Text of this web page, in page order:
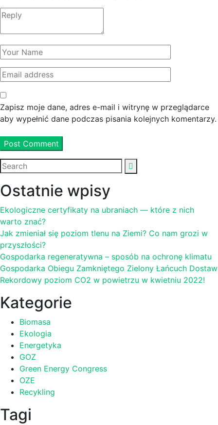
Zapisz moje dane, adres e-mail i witrynę w przeglądarce
aby wypełnić dane podczas pisania kolejnych komentarzy.
Post Comment
Ostatnie wpisy
Ekologiczne certyfikaty na ubraniach — które z nich
warto znać?
Jak zmieniał się poziom tlenu na Ziemi? Co nam grozi w
przyszłości?
Gospodarka regeneratywna – sposób na ochronę klimatu
Gospodarka Obiegu Zamkniętego Zielony Łańcuch Dostaw
Rekordowy poziom CO2 w powietrzu w kwietniu 2022!
Kategorie
Biomasa
Ekologia
Energetyka
GOZ
Green Energy Congress
OZE
Recykling
Tagi